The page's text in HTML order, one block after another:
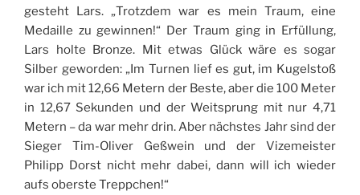
gesteht Lars. „Trotzdem war es mein Traum, eine
Medaille zu gewinnen!“ Der Traum ging in Erfüllung,
Lars holte Bronze. Mit etwas Glück wäre es sogar
Silber geworden: „Im Turnen lief es gut, im Kugelstoß
war ich mit 12,66 Metern der Beste, aber die 100 Meter
in 12,67 Sekunden und der Weitsprung mit nur 4,71
Metern – da war mehr drin. Aber nächstes Jahr sind der
Sieger Tim-Oliver Geßwein und der Vizemeister
Philipp Dorst nicht mehr dabei, dann will ich wieder
aufs oberste Treppchen!“